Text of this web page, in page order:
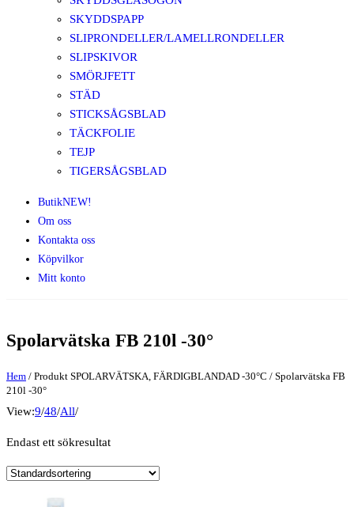
SKYDDSPAPP
SLIPRONDELLER/LAMELLRONDELLER
SLIPSKIVOR
SMÖRJFETT
STÄD
STICKSÅGSBLAD
TÄCKFOLIE
TEJP
TIGERSÅGSBLAD
ButikNEW!
Om oss
Kontakta oss
Köpvilkor
Mitt konto
Spolarvätska FB 210l -30°
Hem / Produkt SPOLARVÄTSKA, FÄRDIGBLANDAD -30°C / Spolarvätska FB
210l -30°
View:9/48/All/
Endast ett sökresultat